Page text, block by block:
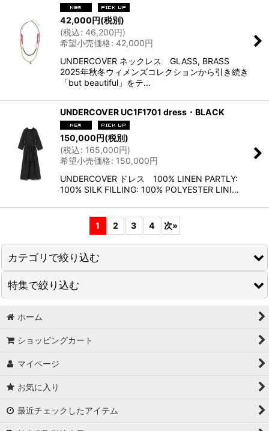
42,000円(税別)
(税込: 46,200円)
希望小売価格: 42,000円
UNDERCOVER ネックレス GLASS, BRASS
2025年秋冬ウィメンズコレクションから引き続き
「but beautiful」をテ…
UNDERCOVER UC1F1701 dress・BLACK
150,000円(税別)
(税込: 165,000円)
希望小売価格: 150,000円
UNDERCOVER ドレス 100% LINEN PARTLY:
100% SILK FILLING: 100% POLYESTER LINI…
1 2 3 4 次»
カテゴリで絞り込む
ANNDEMEULEMEESTER
ANTHEM A
AXIS
bal
beauty・beast
BELPER
特集で絞り込む
Tシャツ
シャツ
ニット/セーター
スウェット/トレーナー
ホーム
ショッピングカート
マイページ
お気に入り
最近チェックしたアイテム